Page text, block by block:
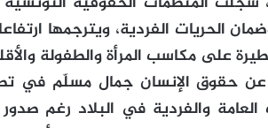
الحريات الفردية، ويترجمها
على مكاسب المرأة والطفولة
عن حقوق الإنسان جمال مسلّم في
والفردية في البلاد رغم